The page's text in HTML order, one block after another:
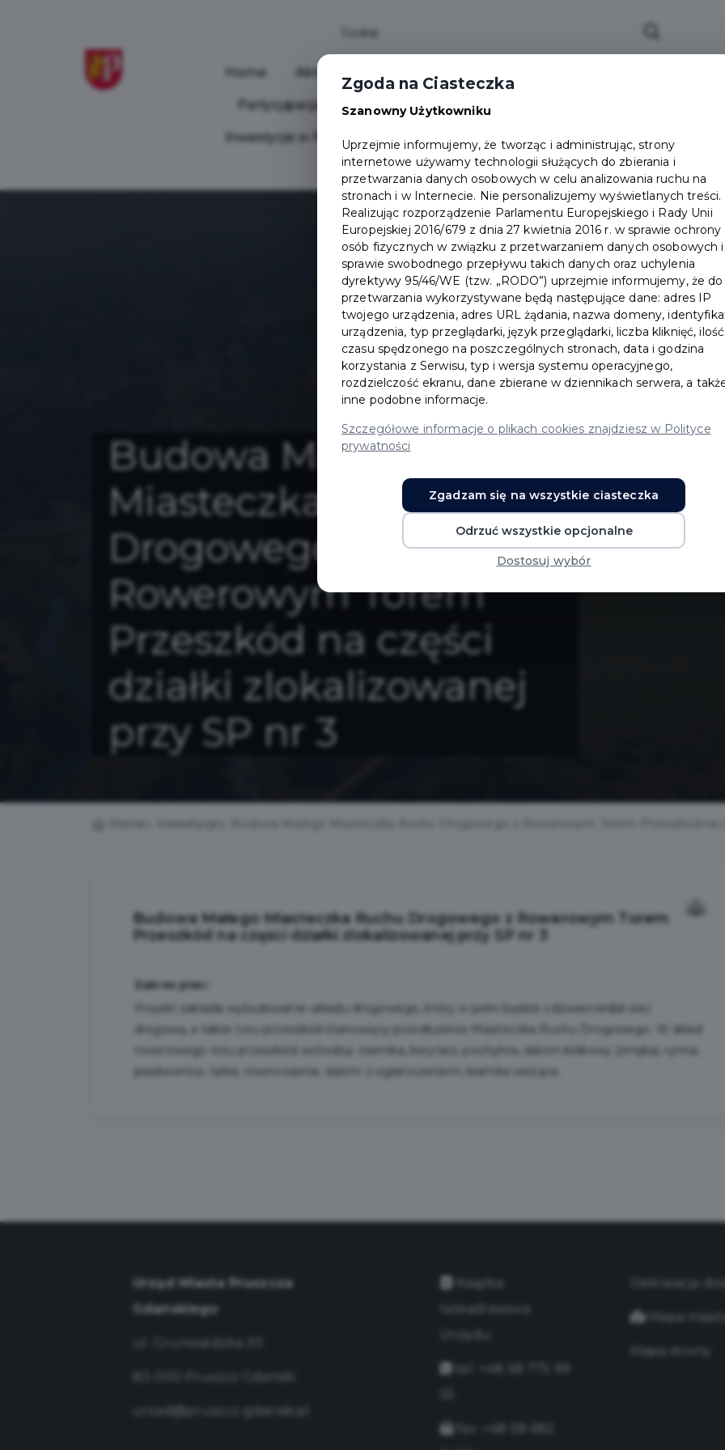
Home Aktualności Wydarzenia
Partycypacja Społeczna Programy
Inwestycje w Pruszczu Mapa Miasta Załatw sprawę
Ochrona ludności
Budowa Małego
Miasteczka Ruchu
Drogowego z
Rowerowym Torem
Przeszkód na części
działki zlokalizowanej
przy SP nr 3
Budowa Małego Miasteczka Ruchu Drogowego z Rowerowym Torem
Przeszkód na części działki zlokalizowanej przy SP nr 3
Zakres prac:
Projekt zakłada wybudowanie układu drogowego, który w pełni będzie odzwierciedlał sieć
drogową, a także toru przeszkód stanowiący przedłużenie Miasteczka Ruchu Drogowego. W skład
rowerowego toru przeszkód wchodzą: ósemka, korytarz, pochylnia, slalom kółkowy (żmijka), rynna,
piaskownica, tarka, równoważnia, slalom z ograniczeniem, bramka wisząca.
Urząd Miasta Pruszcza
Gdańskiego
urzad@pruszcz-gdanski.pl
Książka
teleadresowa
Deklaracja
Mapa
Mapa strony
Zgoda na Ciasteczka
Szanowny Użytkowniku
Uprzejmie informujemy, że tworząc i administrując, strony
internetowe używamy technologii służących do zbierania i
przetwarzania danych osobowych w celu analizowania ruchu na
stronach i w Internecie. Nie personalizujemy wyświetlanych treści.
Realizując rozporządzenie Parlamentu Europejskiego i Rady Unii
Europejskiej 2016/679 z dnia 27 kwietnia 2016 r. w sprawie ochrony
osób fizycznych w związku z przetwarzaniem danych osobowych
sprawie swobodnego przepływu takich danych oraz uchylenia
dyrektywy 95/46/WE (tzw. „RODO”) uprzejmie informujemy, że do
przetwarzania wykorzystywane będą następujące dane: adres IP
twojego urządzenia, adres URL żądania, nazwa domeny,
urządzenia, typ przeglądarki, język przeglądarki, liczba kliknięć, ilość
czasu spędzonego na poszczególnych stronach, data i godzina
korzystania z Serwisu, typ i wersja systemu operacyjnego,
rozdzielczość ekranu, dane zbierane w dziennikach serwera, a
inne podobne informacje.
Szczegółowe informacje o plikach cookies znajdziesz w Polityce
prywatności
Zgadzam się na wszystkie ciasteczka
Odrzuć wszystkie opcjonalne
Dostosuj wybór